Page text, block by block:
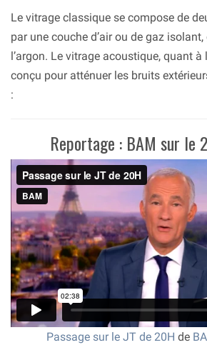
Le vitrage classique se compose de
par une couche d’air ou de gaz
l’argon. Le vitrage acoustique, quant
conçu pour atténuer les bruits
:
Reportage : BAM sur le
Passage sur le JT de 20H de